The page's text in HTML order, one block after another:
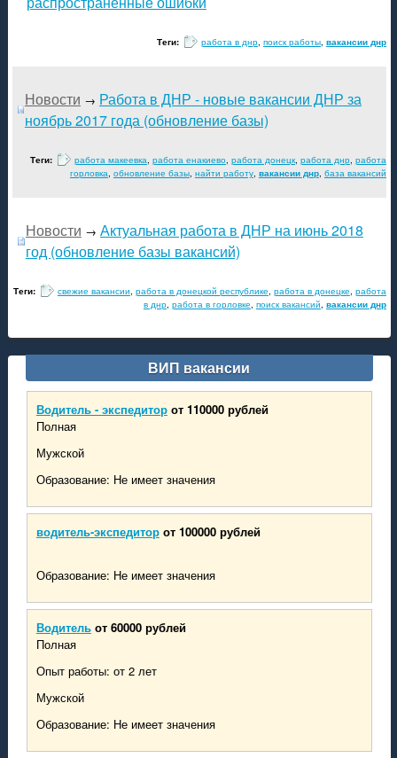
Теги: работа в днр, поиск работы, вакансии днр
Новости → Работа в ДНР - новые вакансии ДНР за
ноябрь 2017 года (обновление базы)
Теги: работа макеевка, работа енакиево, работа донецк, работа днр, работа
горловка, обновление базы, найти работу, вакансии днр, база вакансий
Новости → Актуальная работа в ДНР на июнь 2018
год (обновление базы вакансий)
Теги: свежие вакансии, работа в донецкой республике, работа в донецке, работа
в днр, работа в горловке, поиск вакансий, вакансии днр
ВИП вакансии
Водитель - экспедитор от 110000 рублей
Полная
Мужской
Образование: Не имеет значения
водитель-экспедитор от 100000 рублей
Образование: Не имеет значения
Водитель от 60000 рублей
Полная
Опыт работы: от 2 лет
Мужской
Образование: Не имеет значения